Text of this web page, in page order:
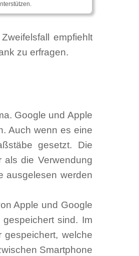
empfiehlt
zu erfragen.
Google und Apple
Auch wenn es eine
gesetzt. Die
als die Verwendung
ausgelesen werden
Apple und Google
sind. Im
gespeichert, welche
Smartphone